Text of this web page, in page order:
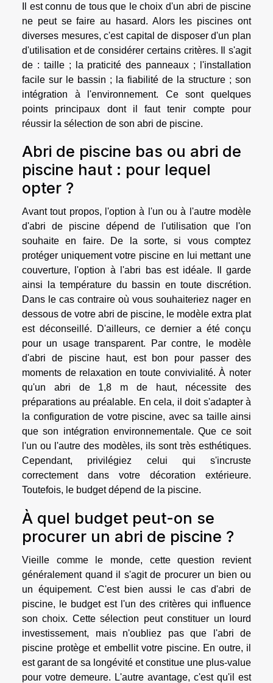
Il est connu de tous que le choix d'un abri de piscine
ne peut se faire au hasard. Alors les piscines ont
diverses mesures, c'est capital de disposer d'un plan
d'utilisation et de considérer certains critères. Il s'agit
de : taille ; la praticité des panneaux ; l'installation
facile sur le bassin ; la fiabilité de la structure ; son
intégration à l'environnement. Ce sont quelques
points principaux dont il faut tenir compte pour
réussir la sélection de son abri de piscine.
Abri de piscine bas ou abri de
piscine haut : pour lequel
opter ?
Avant tout propos, l'option à l'un ou à l'autre modèle
d'abri de piscine dépend de l'utilisation que l'on
souhaite en faire. De la sorte, si vous comptez
protéger uniquement votre piscine en lui mettant une
couverture, l'option à l'abri bas est idéale. Il garde
ainsi la température du bassin en toute discrétion.
Dans le cas contraire où vous souhaiteriez nager en
dessous de votre abri de piscine, le modèle extra plat
est déconseillé. D'ailleurs, ce dernier a été conçu
pour un usage transparent. Par contre, le modèle
d'abri de piscine haut, est bon pour passer des
moments de relaxation en toute convivialité. À noter
qu'un abri de 1,8 m de haut, nécessite des
préparations au préalable. En cela, il doit s'adapter à
la configuration de votre piscine, avec sa taille ainsi
que son intégration environnementale. Que ce soit
l'un ou l'autre des modèles, ils sont très esthétiques.
Cependant, privilégiez celui qui s'incruste
correctement dans votre décoration extérieure.
Toutefois, le budget dépend de la piscine.
À quel budget peut-on se
procurer un abri de piscine ?
Vieille comme le monde, cette question revient
généralement quand il s'agit de procurer un bien ou
un équipement. C'est bien aussi le cas d'abri de
piscine, le budget est l'un des critères qui influence
son choix. Cette sélection peut constituer un lourd
investissement, mais n'oubliez pas que l'abri de
piscine protège et embellit votre piscine. En outre, il
est garant de sa longévité et constitue une plus-value
pour votre demeure. L'autre avantage, c'est qu'il est